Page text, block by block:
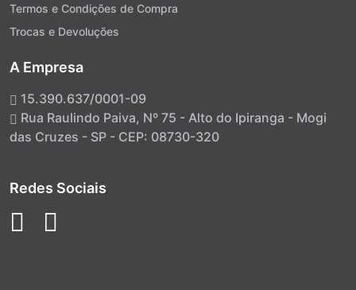
Termos e Condições de Compra
Trocas e Devoluções
A Empresa
15.390.637/0001-09
Rua Raulindo Paiva, Nº 75 - Alto do Ipiranga - Mogi
das Cruzes - SP - CEP: 08730-320
Redes Sociais